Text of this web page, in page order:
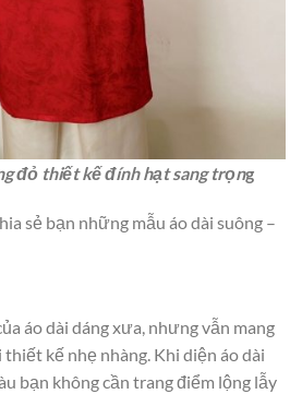
đỏ thiết kế đính hạt sang trọng
sẻ bạn những mẫu áo dài suông –
áo dài dáng xưa, nhưng vẫn mang
kế nhẹ nhàng. Khi diện áo dài
bạn không cần trang điểm lộng lẫy